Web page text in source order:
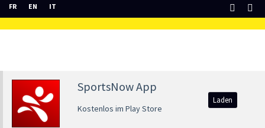
FR EN IT
SportsNow App
Kostenlos im Play Store
Laden